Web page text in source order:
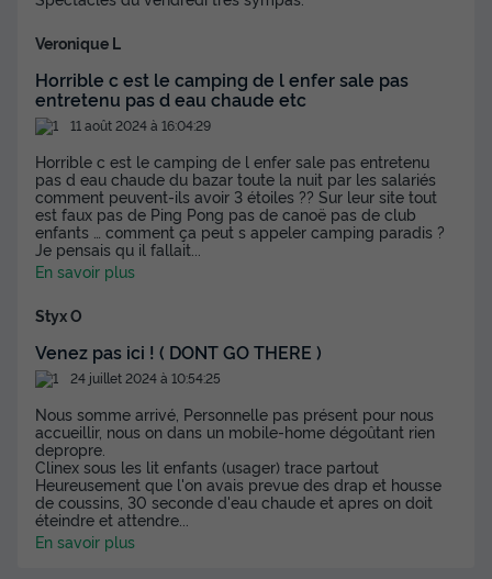
Veronique L
Horrible c est le camping de l enfer sale pas
entretenu pas d eau chaude etc
11 août 2024 à 16:04:29
Horrible c est le camping de l enfer sale pas entretenu
pas d eau chaude du bazar toute la nuit par les salariés
comment peuvent-ils avoir 3 étoiles ?? Sur leur site tout
est faux pas de Ping Pong pas de canoë pas de club
enfants … comment ça peut s appeler camping paradis ?
Je pensais qu il fallait
En savoir plus
Styx O
Venez pas ici ! ( DONT GO THERE )
24 juillet 2024 à 10:54:25
Nous somme arrivé, Personnelle pas présent pour nous
accueillir, nous on dans un mobile-home dégoûtant rien
depropre.
Clinex sous les lit enfants (usager) trace partout
Heureusement que l'on avais prevue des drap et housse
de coussins, 30 seconde d'eau chaude et apres on doit
éteindre et attendre
En savoir plus